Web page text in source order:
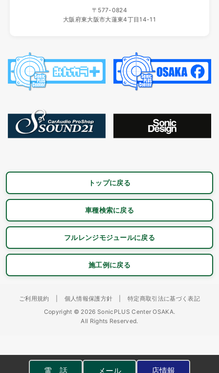
りやすくお届けしてまいります。
への変更をお願いいたします。
今後とも、ソニックプラスセンター大阪をよろしくお願い申
し上げます。
〒577-0824
大阪府東大阪市大蓮東4丁目14-11
トップに戻る
車種検索に戻る
フルレンジモジュールに戻る
施工例に戻る
電 話 メール 店情報
ご利用規約 個人情報保護方針
特定商取引法に基づく表記
Copyright © 2026 SonicPLUS Center OSAKA.
All Rights Reserved.